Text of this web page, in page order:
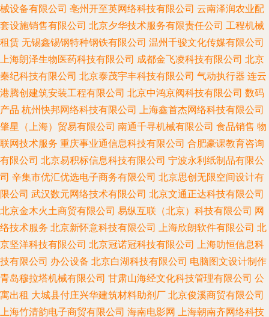
械设备有限公司 亳州开至英网络科技有限公司 云南泽润农业配
套设施销售有限公司 北京夕华技术服务有限责任公司 工程机械
租赁 无锡鑫锡钢特种钢铁有限公司 温州千骏文化传媒有限公司
上海朗泽生物医药科技有限公司 成都金飞凌科技有限公司 北京
秦纪科技有限公司 北京泰茂宇丰科技有限公司 气动执行器 连云
港腾创建筑安装工程有限公司 北京中鸿京阀科技有限公司 数码
产品 杭州快邦网络科技有限公司 上海鑫首杰网络科技有限公司
肇星（上海）贸易有限公司 南通千寻机械有限公司 食品销售 物
联网技术服务 重庆事业通信息科技有限公司 合肥豪课教育咨询
有限公司 北京易积标信息科技有限公司 宁波永利纸制品有限公
司 辛集市优汇优选电子商务有限公司 北京思创无限空间设计有
限公司 武汉数元网络技术有限公司 北京文通正达科技有限公司
北京金木火土商贸有限公司 易纵互联（北京）科技有限公司 网
络技术服务 北京新怀意科技有限公司 上海欣朗软件有限公司 北
京坚洋科技有限公司 北京冠诺冠科技有限公司 上海叻恒信息科
技有限公司 办公设备 北京白湖科技有限公司 电脑图文设计制作
青岛穆拉塔机械有限公司 甘肃山海经文化科技管理有限公司 公
寓出租 大城县付庄兴华建筑材料助剂厂 北京俊溪商贸有限公司
上海竹清韵电子商贸有限公司 海南电影网 上海朝南齐网络科技